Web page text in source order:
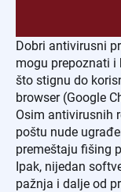
Dobri antivirusni
mogu prepoznati i
što stignu do
browser (Google
Osim antivirusnih
poštu nude
premeštaju fišing
Ipak, nijedan
pažnja i dalje od